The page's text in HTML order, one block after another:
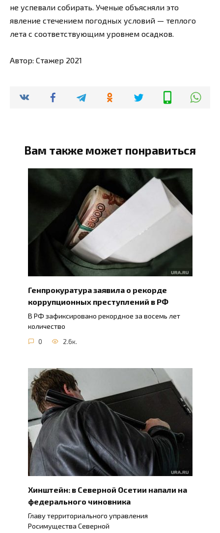
не успевали собирать. Ученые объясняли это
явление стечением погодных условий — теплого
лета с соответствующим уровнем осадков.
Автор: Стажер 2021
Вам также может понравиться
Генпрокуратура заявила о рекорде
коррупционных преступлений в РФ
В РФ зафиксировано рекордное за восемь лет
количество
0 2.6к.
Хинштейн: в Северной Осетии напали на
федерального чиновника
Главу территориального управления
Росимущества Северной